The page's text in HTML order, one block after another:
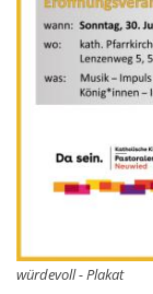
würdevoll - Plakat